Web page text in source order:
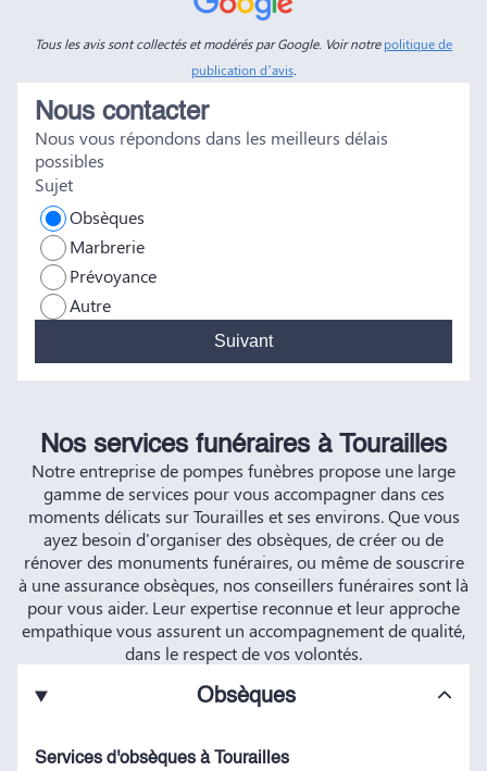
et la recommandons vivement à tous nos amis et
connaissances. Dans ces moments de deuil, des
personnes comme Yves Marie et Dimitry sont d'un grand
réconfort, et c'est un véritable soulagement de savoir que
tout a été fait dans les règles. Tous nos vœux de réussite à
vous et à vos futurs clients. Cordialement famille
HERNANDEZ
Tous les avis sont collectés et modérés par Google. Voir notrepolitique de
publication d’avis.
Nous contacter
Nous vous répondons dans les meilleurs délais
possibles
Sujet
Obsèques
Marbrerie
Prévoyance
Autre
Suivant
Nos services funéraires à Tourailles
Notre entreprise de pompes funèbres propose une large
gamme de services pour vous accompagner dans ces
moments délicats sur Tourailles et ses environs. Que vous
ayez besoin d'organiser des obsèques, de créer ou de
rénover des monuments funéraires, ou même de souscrire
à une assurance obsèques, nos conseillers funéraires sont là
pour vous aider. Leur expertise reconnue et leur approche
empathique vous assurent un accompagnement de qualité,
dans le respect de vos volontés.
Obsèques
Services d'obsèques à Tourailles